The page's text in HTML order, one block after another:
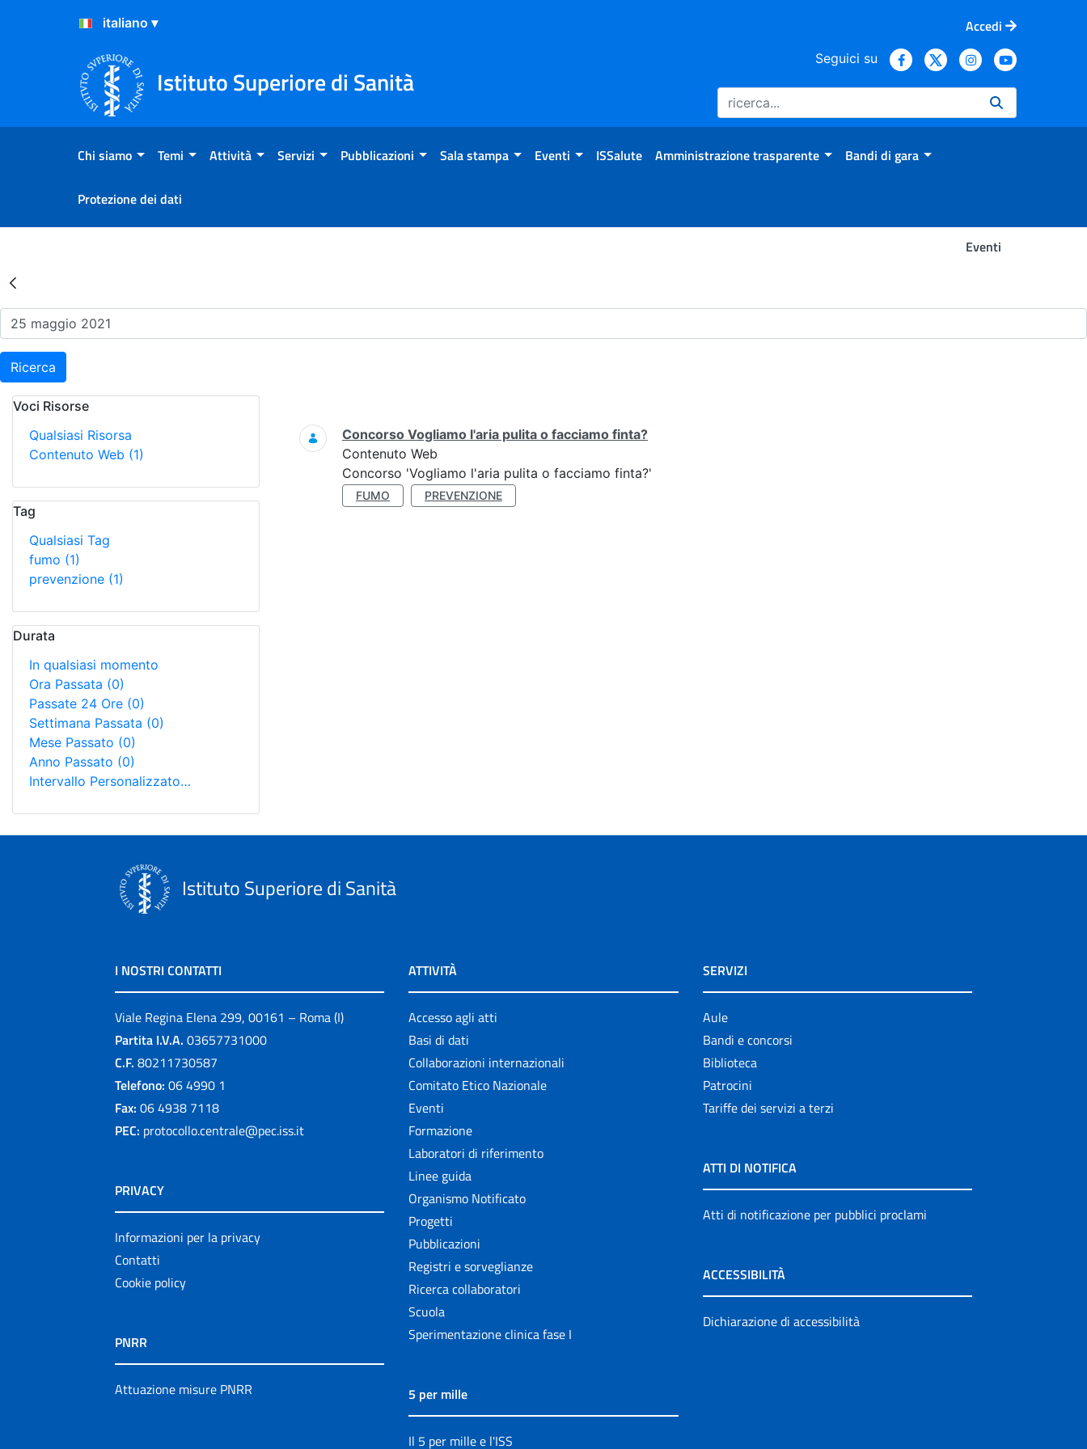
Salta al Contenuto
Salta al Footer
Accedi
Istituto Superiore di Sanità
Seguici su
Chi siamo Temi Attività Servizi Pubblicazioni Sala stampa Eventi ISSalute Amministrazione trasparente Bandi di gara
Protezione dei dati
Eventi
Risultati della Ricerca - Eventi
Ricerca
Voci Risorse
Qualsiasi Risorsa
Contenuto Web (1)
Tag
Qualsiasi Tag
fumo (1)
prevenzione (1)
Durata
In qualsiasi momento
Ora Passata (0)
Passate 24 Ore (0)
Settimana Passata (0)
Mese Passato (0)
Anno Passato (0)
Intervallo Personalizzato…
Ricerca
Concorso Vogliamo l'aria pulita o facciamo finta?
Contenuto Web
Concorso 'Vogliamo l'aria pulita o facciamo finta?'
FUMO PREVENZIONE
Istituto Superiore di Sanità
I NOSTRI CONTATTI
Viale Regina Elena 299, 00161 – Roma (I)
Partita I.V.A. 03657731000
C.F. 80211730587
Telefono: 06 4990 1
Fax: 06 4938 7118
PEC: protocollo.centrale@pec.iss.it
PRIVACY
Informazioni per la privacy
Contatti
Cookie policy
PNRR
Attuazione misure PNRR
ATTIVITÀ
Accesso agli atti
Basi di dati
Collaborazioni internazionali
Comitato Etico Nazionale
Eventi
Formazione
Laboratori di riferimento
Linee guida
Organismo Notificato
Progetti
Pubblicazioni
Registri e sorveglianze
Ricerca collaboratori
Scuola
Sperimentazione clinica fase I
5 per mille
Il 5 per mille e l'ISS
SERVIZI
Aule
Bandi e concorsi
Biblioteca
Patrocini
Tariffe dei servizi a terzi
ATTI DI NOTIFICA
Atti di notificazione per pubblici proclami
ACCESSIBILITÀ
Dichiarazione di accessibilità